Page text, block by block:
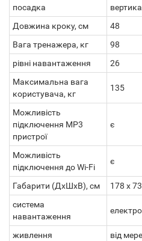
посадка
Довжина кроку, см
48
Вага тренажера, кг
98
рівні навантаження
26
Максимальна вага
користувача, кг
135
Можливість
підключення MP3
пристрої
є
Можливість
підключення до Wi-Fi
є
Габарити (ДхШхВ), см
178 х
система
навантаження
живлення
від